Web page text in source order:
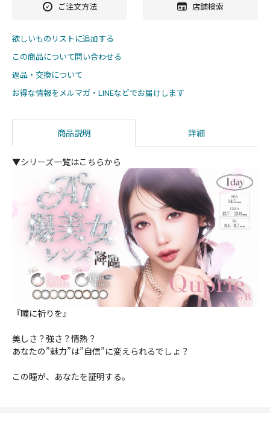
ご注文方法 店舗検索
欲しいものリストに追加する
この商品について問い合わせる
返品・交換について
お得な情報をメルマガ・LINEなどでお届けします
商品説明 詳細
▼シリーズ一覧はこちらから
『瞳に祈りを』
美しさ？強さ？情熱？
あなたの”魅力”は”自信”に変えられるでしょ？
この瞳が、あなたを証明する。